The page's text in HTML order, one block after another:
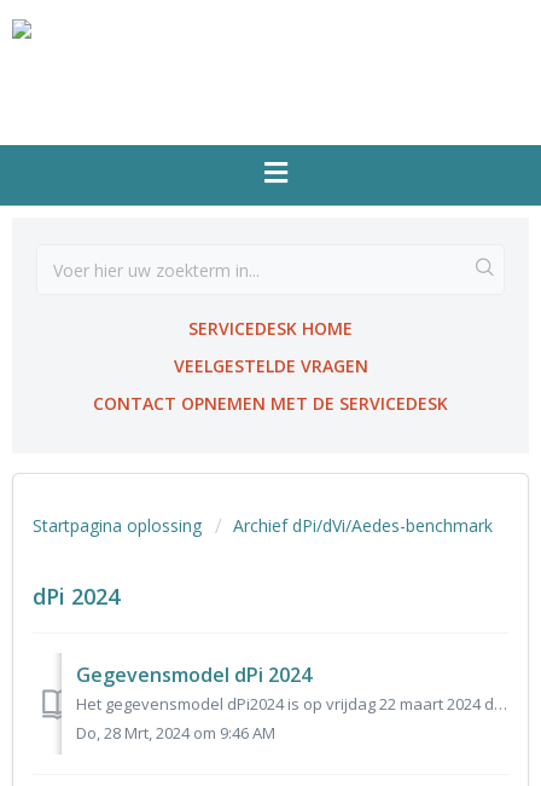
SERVICEDESK HOME
VEELGESTELDE VRAGEN
CONTACT OPNEMEN MET DE SERVICEDESK
Startpagina oplossing Archief dPi/dVi/Aedes-benchmark
dPi 2024
Gegevensmodel dPi 2024
Het gegevensmodel dPi2024 is op vrijdag 22 maart 2024 door de Stuurgroep VVIW vastgesteld. Vóór 15 december van ieder jaar leveren corporaties de prognose i...
Do, 28 Mrt, 2024 om 9:46 AM